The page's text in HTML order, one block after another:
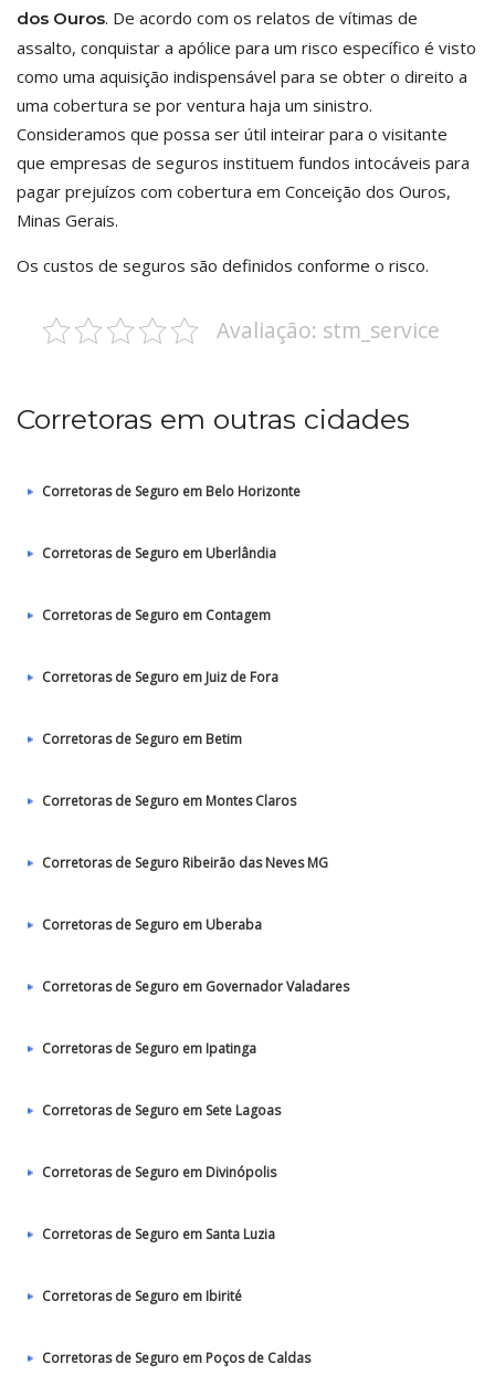
dos Ouros. De acordo com os relatos de vítimas de
assalto, conquistar a apólice para um risco específico é visto
como uma aquisição indispensável para se obter o direito a
uma cobertura se por ventura haja um sinistro.
Consideramos que possa ser útil inteirar para o visitante
que empresas de seguros instituem fundos intocáveis para
pagar prejuízos com cobertura em Conceição dos Ouros,
Minas Gerais.
Os custos de seguros são definidos conforme o risco.
Avaliação: stm_service
Corretoras em outras cidades
Corretoras de Seguro em Belo Horizonte
Corretoras de Seguro em Uberlândia
Corretoras de Seguro em Contagem
Corretoras de Seguro em Juiz de Fora
Corretoras de Seguro em Betim
Corretoras de Seguro em Montes Claros
Corretoras de Seguro Ribeirão das Neves MG
Corretoras de Seguro em Uberaba
Corretoras de Seguro em Governador Valadares
Corretoras de Seguro em Ipatinga
Corretoras de Seguro em Sete Lagoas
Corretoras de Seguro em Divinópolis
Corretoras de Seguro em Santa Luzia
Corretoras de Seguro em Ibirité
Corretoras de Seguro em Poços de Caldas